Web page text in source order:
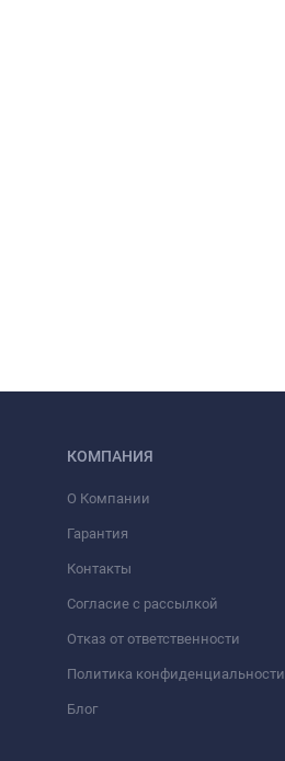
КОМПАНИЯ
О Компании
Гарантия
Контакты
Согласие с рассылкой
Отказ от ответственности
Политика конфиденциальности
Блог